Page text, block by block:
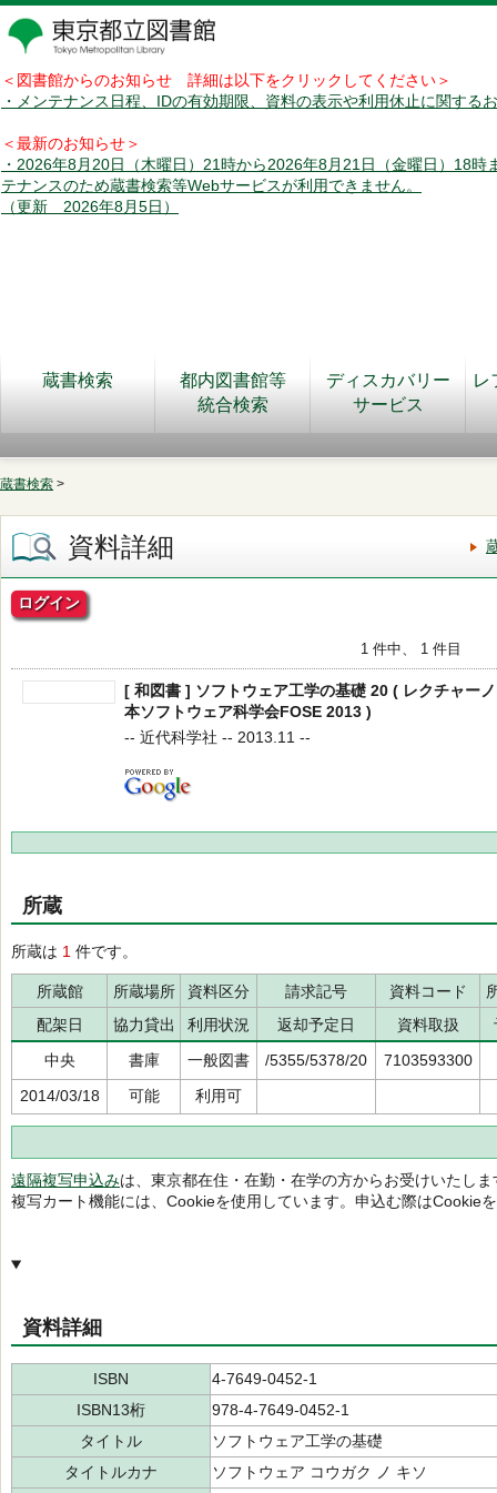
＜図書館からのお知らせ 詳細は以下をクリックしてください＞
・メンテナンス日程、IDの有効期限、資料の表示や利用休止に関する
＜最新のお知らせ＞
・2026年8月20日（木曜日）21時から2026年8月21日（金曜日）18時
テナンスのため蔵書検索等Webサービスが利用できません。
（更新 2026年8月5日）
蔵書検索
都内図書館等
統合検索
ディスカバリー
サービス
レ
蔵書検索 >
資料詳細
ログイン
1 件中、 1 件目
[ 和図書 ] ソフトウェア工学の基礎 20 ( レクチャー
本ソフトウェア科学会FOSE 2013 )
-- 近代科学社 -- 2013.11 --
所蔵
所蔵は 1 件です。
所蔵館 所蔵場所 資料区分 請求記号 資料コード
配架日
協力貸出 利用状況 返却予定日 資料取扱
中央
書庫 一般図書 /5355/5378/20
7103593300
2014/03/18
可能 利用可
遠隔複写申込みは、東京都在住・在勤・在学の方からお受けいたしま
複写カート機能には、Cookieを使用しています。申込む際はCookie
資料詳細
ISBN
4-7649-0452-1
ISBN13桁
978-4-7649-0452-1
タイトル
ソフトウェア工学の基礎
タイトルカナ
ソフトウェア コウガク ノ キソ